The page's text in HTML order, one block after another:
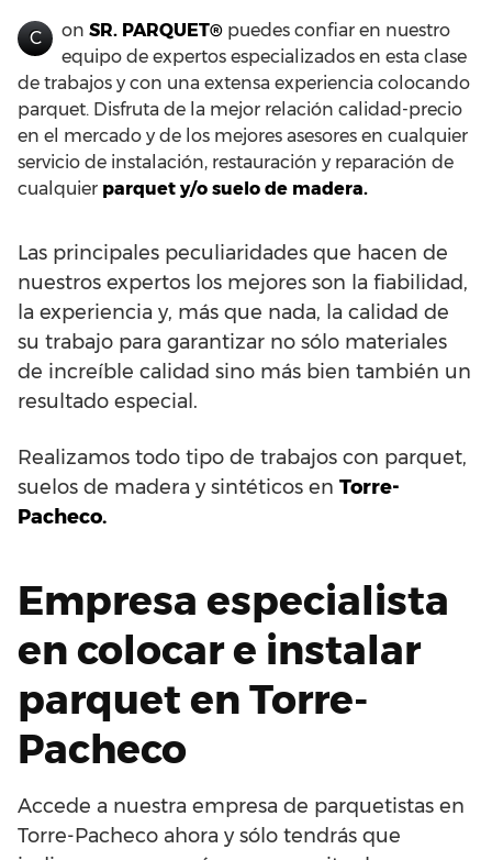
C on SR. PARQUET® puedes confiar en nuestro
equipo de expertos especializados en esta clase
de trabajos y con una extensa experiencia colocando
parquet. Disfruta de la mejor relación calidad-precio
en el mercado y de los mejores asesores en cualquier
servicio de instalación, restauración y reparación de
cualquier parquet y/o suelo de madera.
Las principales peculiaridades que hacen de
nuestros expertos los mejores son la fiabilidad,
la experiencia y, más que nada, la calidad de
su trabajo para garantizar no sólo materiales
de increíble calidad sino más bien también un
resultado especial.
Realizamos todo tipo de trabajos con parquet,
suelos de madera y sintéticos en Torre-
Pacheco.
Empresa especialista
en colocar e instalar
parquet en Torre-
Pacheco
Accede a nuestra empresa de parquetistas en
Torre-Pacheco ahora y sólo tendrás que